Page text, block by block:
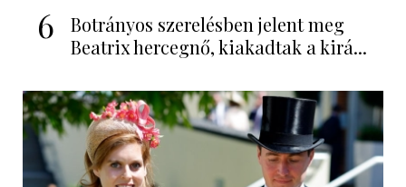
6
Botrányos szerelésben jelent meg
Beatrix hercegnő, kiakadtak a kirá...